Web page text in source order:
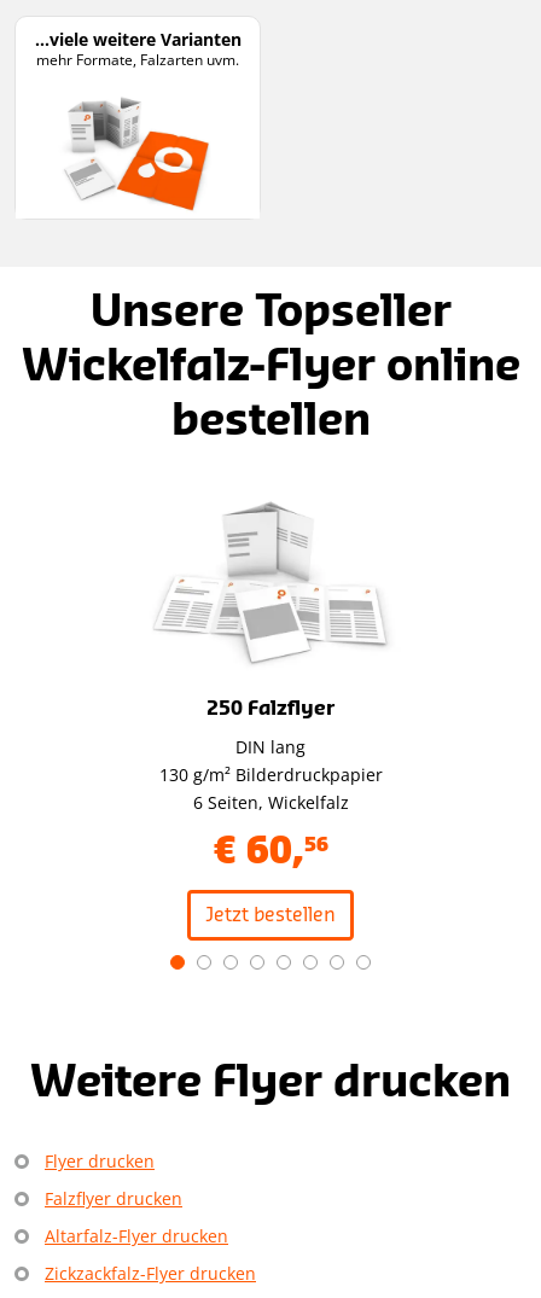
...viele weitere Varianten
mehr Formate, Falzarten uvm.
Unsere Topseller
Wickelfalz-Flyer online
bestellen
250 Falzflyer
DIN lang
130 g/m² Bilderdruckpapier
6 Seiten, Wickelfalz
€ 60,56
Jetzt bestellen
Weitere Flyer drucken
Flyer drucken
Falzflyer drucken
Altarfalz-Flyer drucken
Zickzackfalz-Flyer drucken